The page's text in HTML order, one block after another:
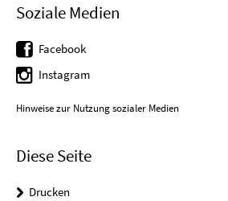
Soziale Medien
Facebook
Instagram
Hinweise zur Nutzung sozialer Medien
Diese Seite
Drucken